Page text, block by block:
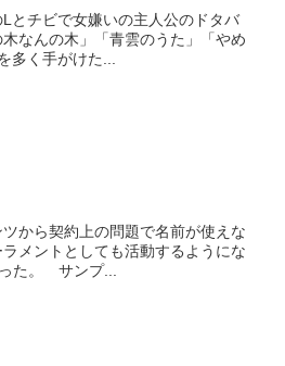
とチビで女嫌いの主人公のドタバ
なんの木」「青雲のうた」「やめ
多く手がけた...
から契約上の問題で名前が使えな
メントとしても活動するようにな
た。 サンプ...